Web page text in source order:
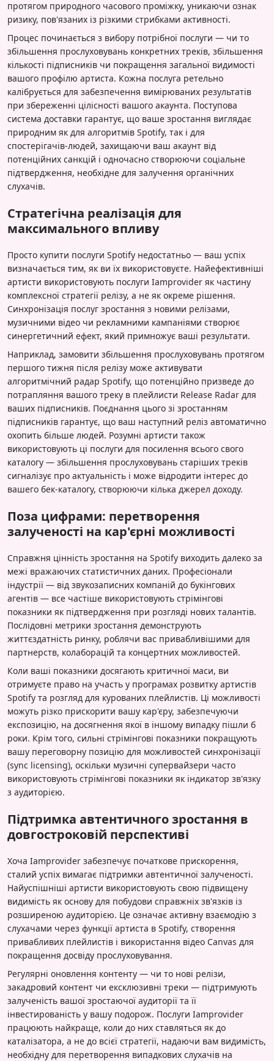
протягом природного часового проміжку, уникаючи ознак
ризику, пов'язаних із різкими стрибками активності.
Процес починається з вибору потрібної послуги — чи то
збільшення прослуховувань конкретних треків, збільшення
кількості підписників чи покращення загальної видимості
вашого профілю артиста. Кожна послуга ретельно
калібрується для забезпечення вимірюваних результатів
при збереженні цілісності вашого акаунта. Поступова
система доставки гарантує, що ваше зростання виглядає
природним як для алгоритмів Spotify, так і для
спостерігачів-людей, захищаючи ваш акаунт від
потенційних санкцій і одночасно створюючи соціальне
підтвердження, необхідне для залучення органічних
слухачів.
Стратегічна реалізація для
максимального впливу
Просто купити послуги Spotify недостатньо — ваш успіх
визначається тим, як ви їх використовуєте. Найефективніші
артисти використовують послуги Iamprovider як частину
комплексної стратегії релізу, а не як окреме рішення.
Синхронізація послуг зростання з новими релізами,
музичними відео чи рекламними кампаніями створює
синергетичний ефект, який примножує ваші результати.
Наприклад, замовити збільшення прослуховувань протягом
першого тижня після релізу може активувати
алгоритмічний радар Spotify, що потенційно призведе до
потрапляння вашого треку в плейлисти Release Radar для
ваших підписників. Поєднання цього зі зростанням
підписників гарантує, що ваш наступний реліз автоматично
охопить більше людей. Розумні артисти також
використовують ці послуги для посилення всього свого
каталогу — збільшення прослуховувань старіших треків
сигналізує про актуальність і може відродити інтерес до
вашего бек-каталогу, створюючи кілька джерел доходу.
Поза цифрами: перетворення
залученості на кар'єрні можливості
Справжня цінність зростання на Spotify виходить далеко за
межі вражаючих статистичних даних. Професіонали
індустрії — від звукозаписних компаній до букінгових
агентів — все частіше використовують стрімінгові
показники як підтвердження при розгляді нових талантів.
Послідовні метрики зростання демонструють
життєздатність ринку, роблячи вас привабливішими для
партнерств, колаборацій та концертних можливостей.
Коли ваші показники досягають критичної маси, ви
отримуєте право на участь у програмах розвитку артистів
Spotify та розгляд для курованих плейлистів. Ці можливості
можуть різко прискорити вашу кар'єру, забезпечуючи
експозицію, на досягнення якої в іншому випадку пішли б
роки. Крім того, сильні стрімінгові показники покращують
вашу переговорну позицію для можливостей синхронізації
(sync licensing), оскільки музичні супервайзери часто
використовують стрімінгові показники як індикатор зв'язку
з аудиторією.
Підтримка автентичного зростання в
довгостроковій перспективі
Хоча Iamprovider забезпечує початкове прискорення,
сталий успіх вимагає підтримки автентичної залученості.
Найуспішніші артисти використовують свою підвищену
видимість як основу для побудови справжніх зв'язків із
розширеною аудиторією. Це означає активну взаємодію з
слухачами через функції артиста в Spotify, створення
привабливих плейлистів і використання відео Canvas для
покращення досвіду прослуховування.
Регулярні оновлення контенту — чи то нові релізи,
закадровий контент чи ексклюзивні треки — підтримують
залученість вашої зростаючої аудиторії та її
інвестированість у вашу подорож. Послуги Iamprovider
працюють найкраще, коли до них ставляться як до
каталізатора, а не до всієї стратегії, надаючи вам видимість,
необхідну для перетворення випадкових слухачів на